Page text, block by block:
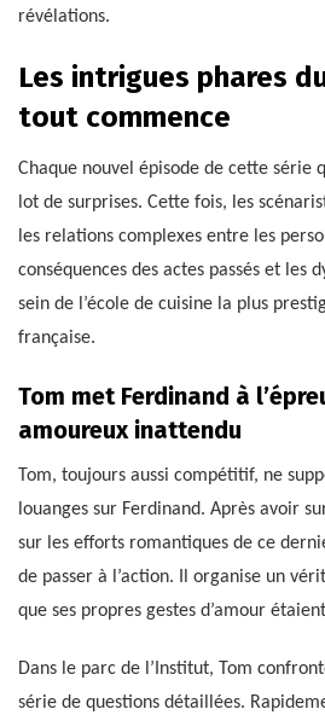
révélations.
Les intrigues phares
tout commence
Chaque nouvel épisode de cette série
lot de surprises. Cette fois, les
les relations complexes entre les
conséquences des actes passés et les
sein de l’école de cuisine la plus
française.
Tom met Ferdinand à
amoureux inattendu
Tom, toujours aussi compétitif, ne
louanges sur Ferdinand. Après avoir
sur les efforts romantiques de ce
de passer à l’action. Il organise un
que ses propres gestes d’amour
Dans le parc de l’Institut, Tom
série de questions détaillées.